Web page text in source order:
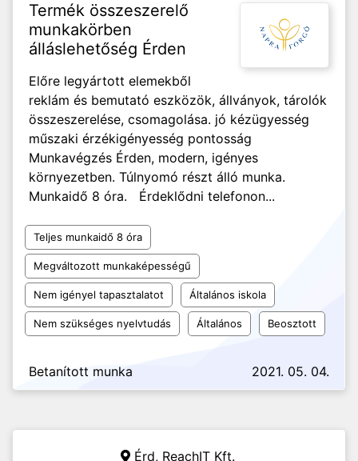
Termék összeszerelő
munkakörben
álláslehetőség Érden
Előre legyártott elemekből
reklám és bemutató eszközök, állványok, tárolók
összeszerelése, csomagolása. jó kézügyesség
műszaki érzékigényesség pontosság
Munkavégzés Érden, modern, igényes
környezetben. Túlnyomó részt álló munka.
Munkaidő 8 óra. Érdeklődni telefonon...
Teljes munkaidő 8 óra
Megváltozott munkaképességű
Nem igényel tapasztalatot Általános iskola
Nem szükséges nyelvtudás Általános Beosztott
Betanított munka 2021. 05. 04.
Érd, ReachIT Kft.